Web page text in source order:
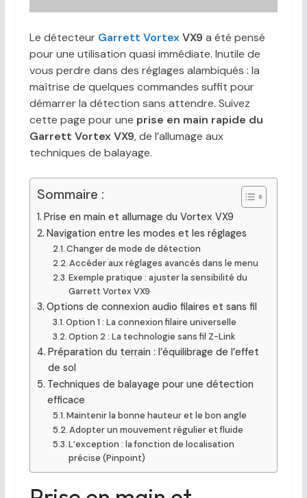
Le détecteur Garrett VortexVX9 a été pensé
pour une utilisation quasi immédiate. Inutile de
vous perdre dans des réglages alambiqués : la
maîtrise de quelques commandes suffit pour
démarrer la détection sans attendre. Suivez
cette page pour une prise en main rapide du
Garrett Vortex VX9, de l’allumage aux
techniques de balayage.
Sommaire :
Prise en main et allumage du Vortex VX9
Navigation entre les modes et les réglages
Changer de mode de détection
Accéder aux réglages avancés dans le menu
Exemple pratique : ajuster la sensibilité du
Garrett Vortex VX9
Options de connexion audio filaires et sans fil
Option 1 : La connexion filaire universelle
Option 2 : La technologie sans fil Z-Link
Préparation du terrain : l’équilibrage de l’effet
de sol
Techniques de balayage pour une détection
efficace
Maintenir la bonne hauteur et le bon angle
Adopter un mouvement régulier et fluide
L’exception : la fonction de localisation
précise (Pinpoint)